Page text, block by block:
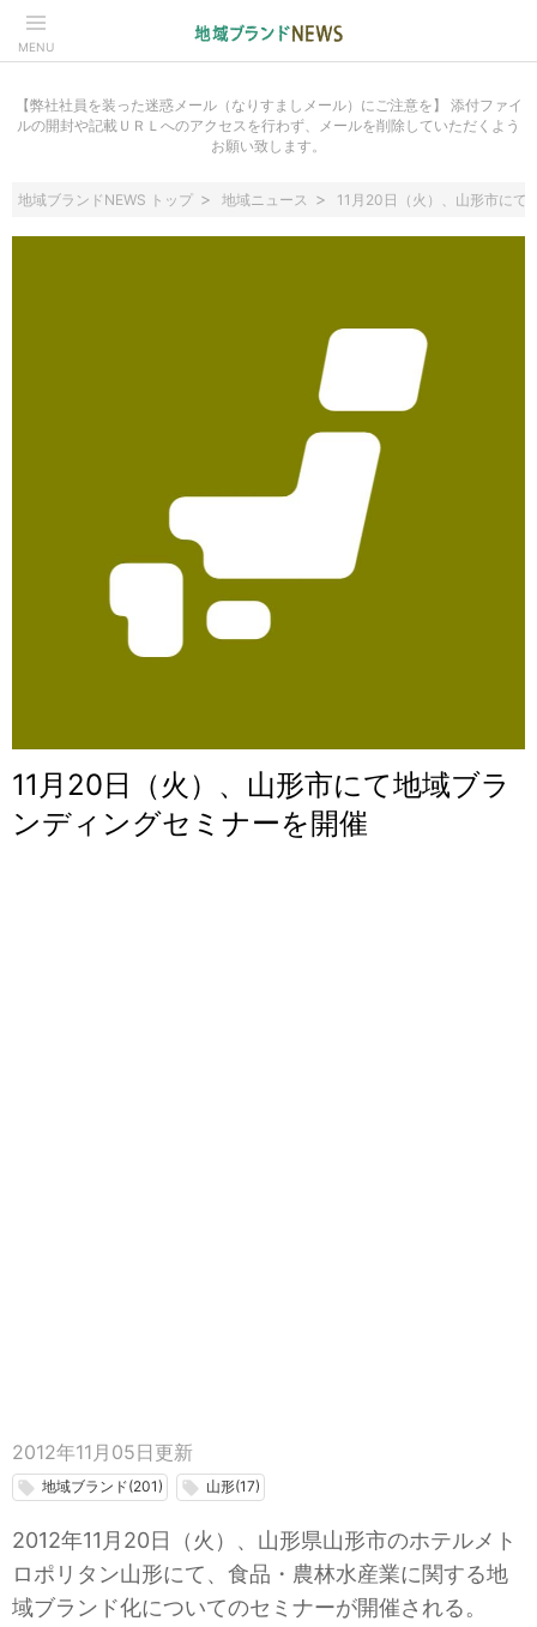
MENU
【弊社社員を装った迷惑メール（なりすましメール）にご注意を】 添付ファイ
ルの開封や記載ＵＲＬへのアクセスを行わず、メールを削除していただくよう
お願い致します。
地域ブランドNEWS トップ 地域ニュース 11月20日（火）、山形市にて
11月20日（火）、山形市にて地域ブラ
ンディングセミナーを開催
2012年11月05日 更新
local_offer 地域ブランド(201) local_offer 山形(17)
2012年11月20日（火）、山形県山形市のホテルメト
ロポリタン山形にて、食品・農林水産業に関する地
域ブランド化についてのセミナーが開催される。